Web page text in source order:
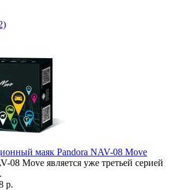
маяк Pandora NAV-08 Move
08 Move является уже третьей серией
р.